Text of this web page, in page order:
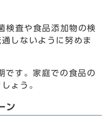
査や食品添加物の検
しないように努めま
す。家庭での食品の
ょう。
ン